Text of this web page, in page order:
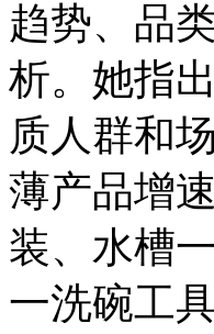
趋势、品
析。她指
质人群和
薄产品增
装、水槽
一洗碗工